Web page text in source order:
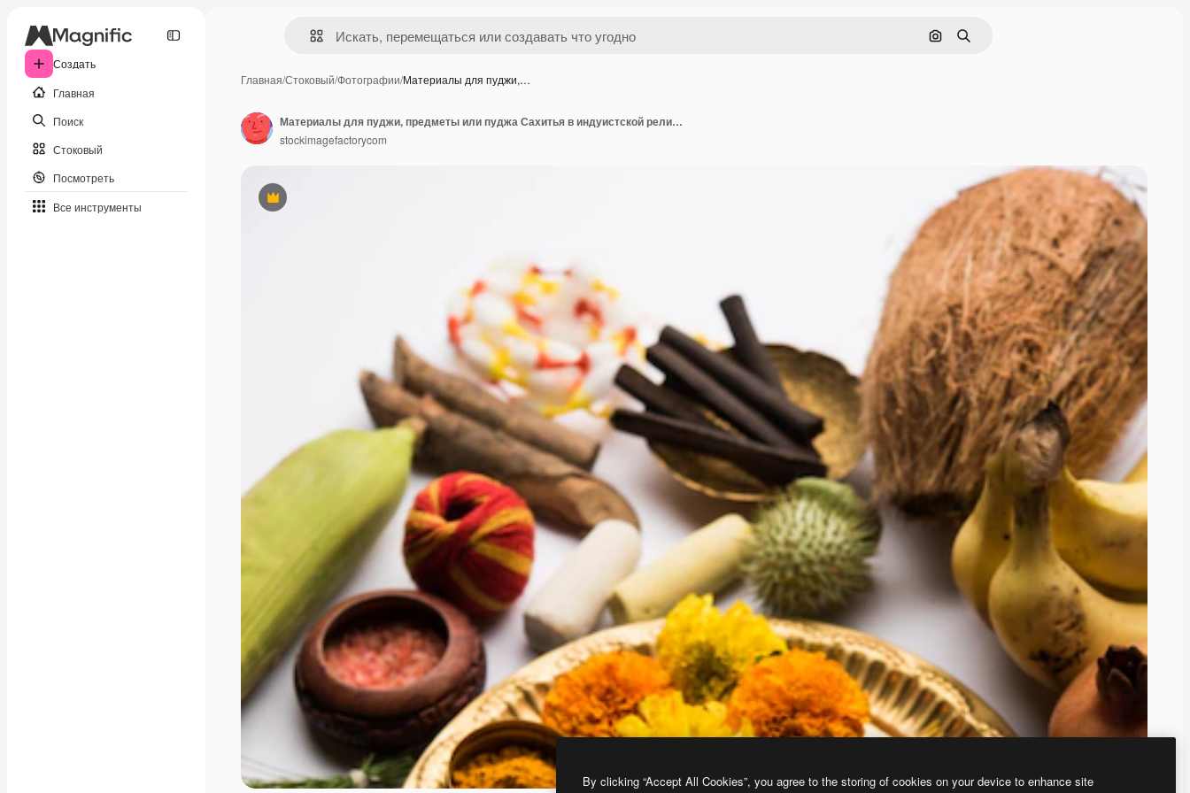
Создать
Главная
Поиск
Стоковый
Посмотреть
Все инструменты
Поиск по изображению
Поиск
Главная/Стоковый/Фотографии/Материалы для пуджи,…
Премиум
Материалы для пуджи, предметы или пуджа Сахитья в индуистской религии из Индии, организованные в группы. выборочный фокус
stockimagefactorycom
By clicking “Accept All Cookies”, you agree to the storing of cookies on your device to enhance site